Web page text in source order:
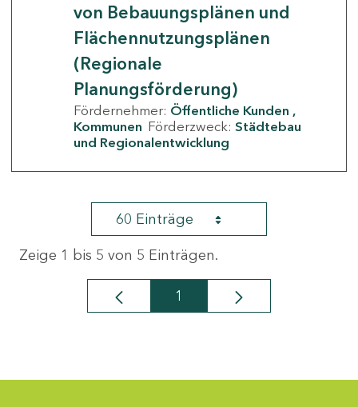
von Bebauungsplänen und
Flächennutzungsplänen
(Regionale
Planungsförderung)
Fördernehmer: Öffentliche Kunden
Kommunen Förderzweck: Städtebau
und Regionalentwicklung
60 Einträge
Zeige 1 bis 5 von 5 Einträgen.
Seite
1